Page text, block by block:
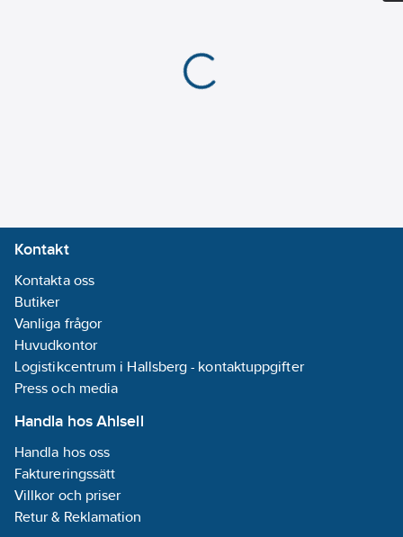
Kontakt
Kontakta oss
Butiker
Vanliga frågor
Huvudkontor
Logistikcentrum i Hallsberg - kontaktuppgifter
Press och media
Handla hos Ahlsell
Handla hos oss
Faktureringssätt
Villkor och priser
Retur & Reklamation